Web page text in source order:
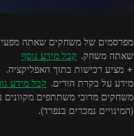
שאתה משחק. קבל מידע נוסף
+ מציע רכישות בתוך האפליקציה.
מידע על בקרת הורים. קבל מידע
(המינויים נמכרים בנפרד).